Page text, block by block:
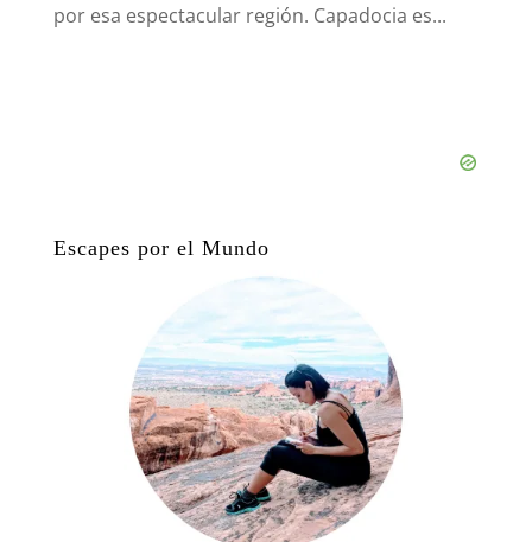
por esa espectacular región. Capadocia es...
Escapes por el Mundo